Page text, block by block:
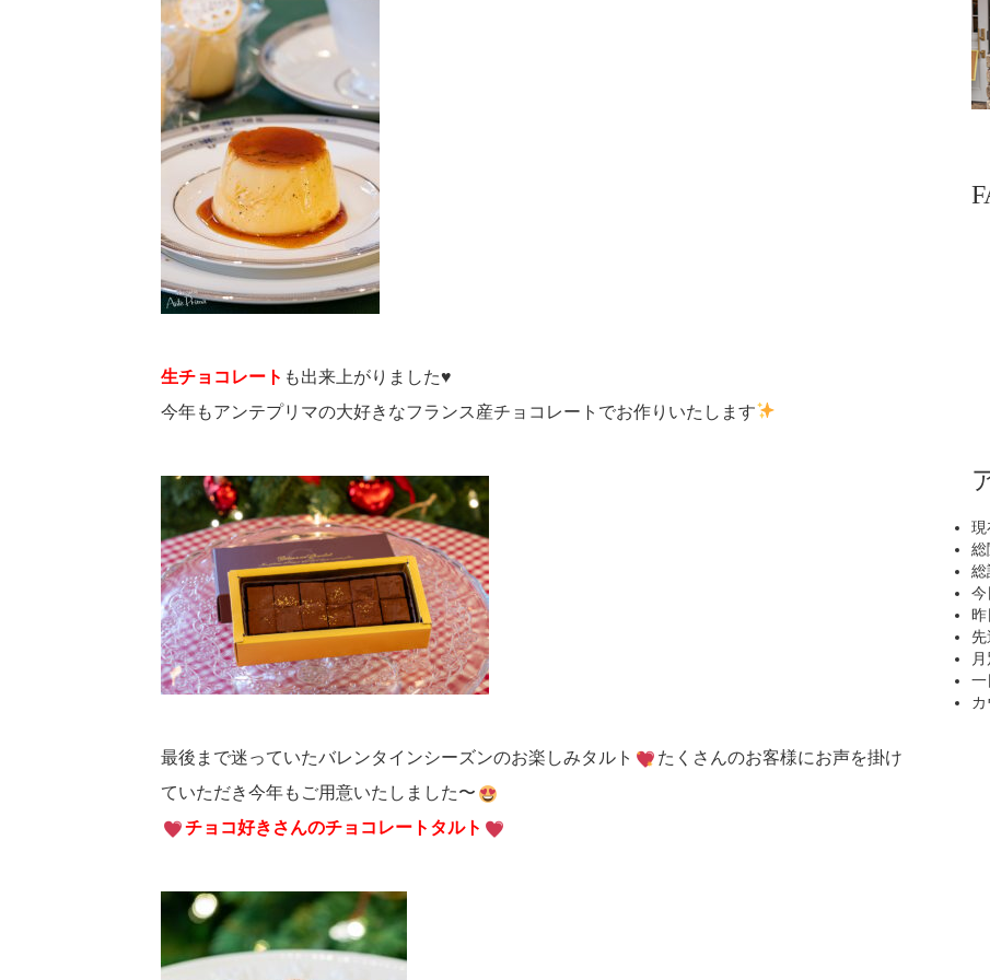
生チョコレート も出来上がりました♥
今年もアンテプリマの大好きなフランス産チョコレートでお作りいたします
最後まで迷っていたバレンタインシーズンのお楽しみタルト
たくさんのお客様にお声を掛け
ていただき今年もご用意いたしました〜
チョコ好きさんのチョコレートタルト
現
総
総
今
昨
先
一